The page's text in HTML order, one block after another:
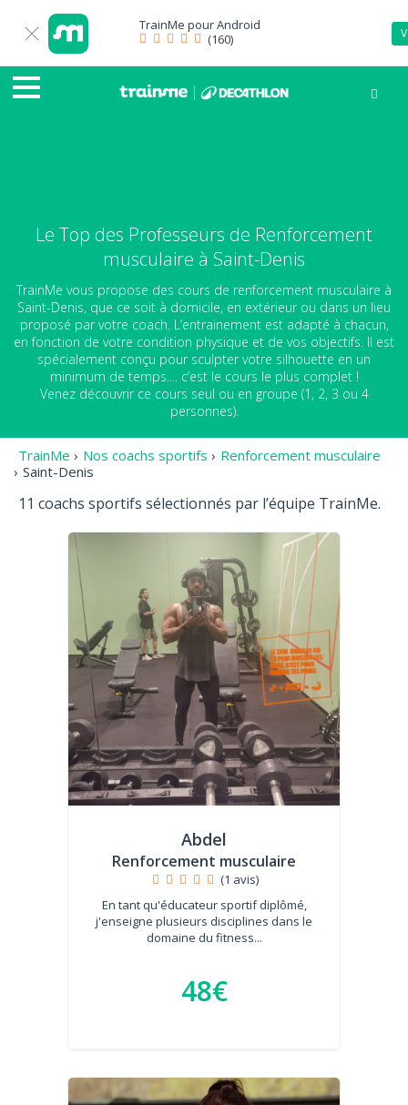
TrainMe pourAndroid
(160)
Le Top des Professeurs de Renforcement
musculaire à Saint-Denis
TrainMe vous propose des cours de renforcement musculaire à
Saint-Denis, que ce soit à domicile, en extérieur ou dans un lieu
proposé par votre coach. L’entrainement est adapté à chacun,
en fonction de votre condition physique et de vos objectifs. Il est
spécialement conçu pour sculpter votre silhouette en un
minimum de temps.... c’est le cours le plus complet !
Venez découvrir ce cours seul ou en groupe (1, 2, 3 ou 4
personnes).
TrainMe › Nos coachs sportifs › Renforcement musculaire
› Saint-Denis
11 coachs sportifs sélectionnés par l’équipe TrainMe.
Abdel
Renforcement musculaire
(1 avis)
En tant qu'éducateur sportif diplômé,
j'enseigne plusieurs disciplines dans le
domaine du fitness...
48€